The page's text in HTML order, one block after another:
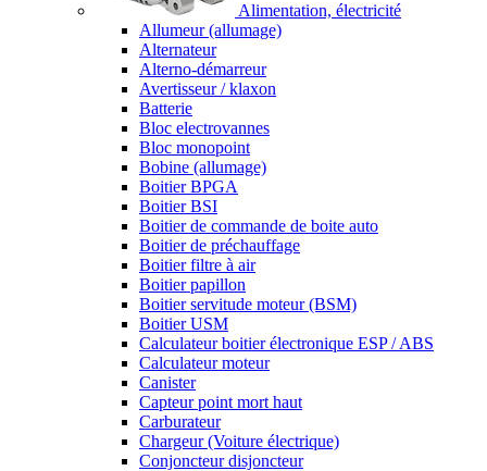
Alimentation, électricité
Allumeur (allumage)
Alternateur
Alterno-démarreur
Avertisseur / klaxon
Batterie
Bloc electrovannes
Bloc monopoint
Bobine (allumage)
Boitier BPGA
Boitier BSI
Boitier de commande de boite auto
Boitier de préchauffage
Boitier filtre à air
Boitier papillon
Boitier servitude moteur (BSM)
Boitier USM
Calculateur boitier électronique ESP / ABS
Calculateur moteur
Canister
Capteur point mort haut
Carburateur
Chargeur (Voiture électrique)
Conjoncteur disjoncteur